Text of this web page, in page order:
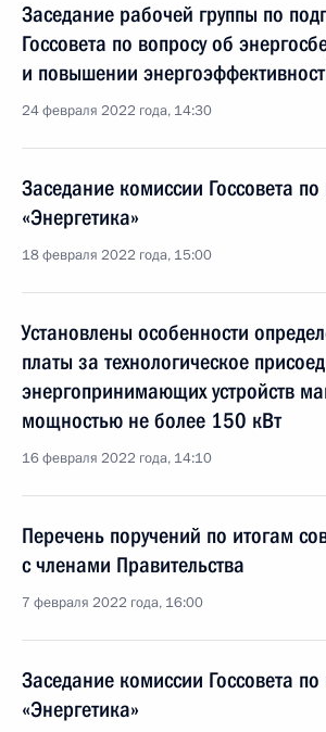
Заседание рабочей группы по
Госсовета по вопросу об
и повышении
24 февраля 2022 года, 14:30
Заседание комиссии Госсовета
«Энергетика»
18 февраля 2022 года, 15:00
Установлены особенности
платы за технологическое
энергопринимающих устройств
мощностью не более 150 кВт
16 февраля 2022 года, 14:10
Перечень поручений по итогам
с членами Правительства
7 февраля 2022 года, 16:00
Заседание комиссии Госсовета
«Энергетика»